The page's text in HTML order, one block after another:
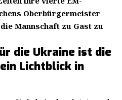
Oberbürgermeister
Mannschaft zu Gast zu
die Ukraine ist die
Lichtblick in